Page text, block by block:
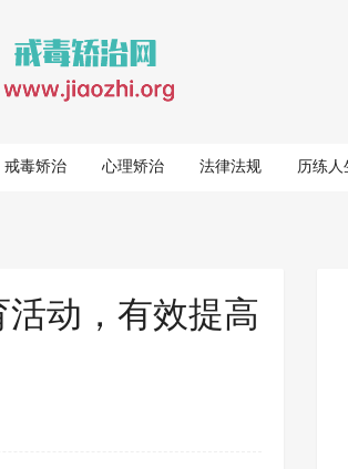
戒毒矫治 心理矫治 法律法规 历练人
动，有效提高